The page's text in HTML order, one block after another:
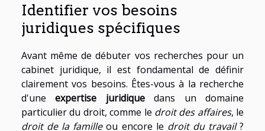
Identifier vos besoins
juridiques spécifiques
Avant même de débuter vos recherches pour un
cabinet juridique, il est fondamental de définir
clairement vos besoins. Êtes-vous à la recherche
d'uneexpertise juridiquedans un domaine
particulier du droit, comme le droit des affaires, le
droit de la familleou encore le droit du travail?